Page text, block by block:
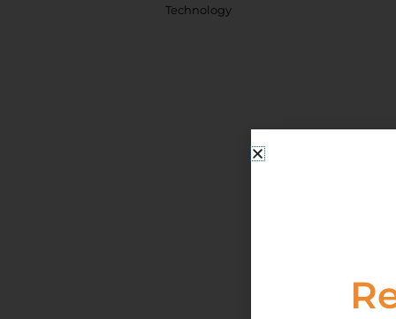
Technology